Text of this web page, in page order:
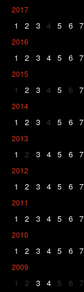
2017
1 2 3 4 5 6 7
2016
1 2 3 4 5 6 7
2015
1 2 3 4 5 6 7
2014
1 2 3 4 5 6 7
2013
1 2 3 4 5 6 7
2012
1 2 3 4 5 6 7
2011
1 2 3 4 5 6 7
2010
1 2 3 4 5 6 7
2009
1 2 3 4 5 6 7